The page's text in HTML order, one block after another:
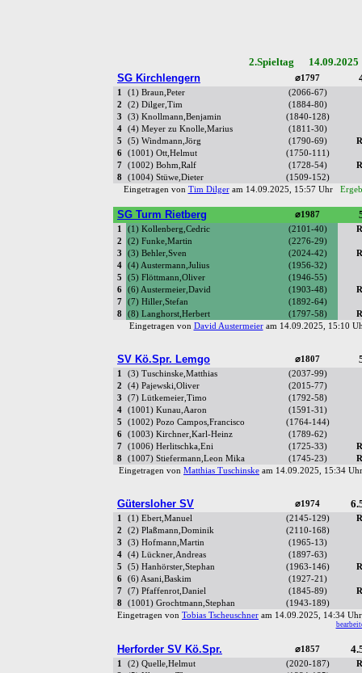
2.Spieltag
SG Kirchlengern
⌀1797
1 (1) Braun,Peter
(2066-67)
2
(2) Dilger,Tim (1884-80)
3
(3) Knollmann,Benjamin (1840-128)
4
(4) Meyer zu Knolle,Marius (1811-30)
5
(5) Windmann,Jörg (1790-69)
6
(1001) Ott,Helmut (1750-111)
7
(1002) Bohm,Ralf (1728-54)
8
(1004) Stüwe,Dieter (1509-152)
Eingetragen von Tim Dilgeram 14.09.2025, 15:57 Uhr
SG Turm Rietberg ⌀1987
1 (1) Kollenberg,Cedric (2101-40)
2
(2) Funke,Martin (2276-29)
3
(3) Behler,Sven (2024-42)
4
(4) Austermann,Julius (1956-32)
5
(5) Flöttmann,Oliver (1946-55)
6
(6) Austermeier,David (1903-48)
7
(7) Hiller,Stefan (1892-64)
8
(8) Langhorst,Herbert (1797-58)
Eingetragen von David Austermeieram 14.09.2025, 15:10
SV Kö.Spr. Lemgo ⌀1807
1 (3) Tuschinske,Matthias
(2037-99)
2
(4) Pajewski,Oliver (2015-77)
3
(7) Lütkemeier,Timo (1792-58)
4
(1001) Kunau,Aaron (1591-31)
5
(1002) Pozo Campos,Francisco (1764-144)
6
(1003) Kirchner,Karl-Heinz (1789-62)
7
(1006) Herlitschka,Eni (1725-33)
8
(1007) Stiefermann,Leon Mika (1745-23)
Eingetragen von Matthias Tuschinske am 14.09.2025, 15:34
Gütersloher SV ⌀1974
1 (1) Ebert,Manuel (2145-129)
2
(2) Plaßmann,Dominik
(2110-168)
3
(3) Hofmann,Martin
(1965-13)
4
(4) Lückner,Andreas (1897-63)
5
(5) Hanhörster,Stephan (1963-146)
6
(6) Asani,Baskim (1927-21)
7
(7) Pfaffenrot,Daniel (1845-89)
8
(1001) Grochtmann,Stephan (1943-189)
Eingetragen von Tobias Tscheuschner am 14.09.2025, 14:34
Herforder SV Kö.Spr. ⌀1857
1 (2) Quelle,Helmut (2020-187)